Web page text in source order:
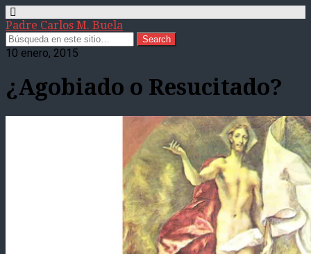
Padre Carlos M. Buela
10 enero, 2015
¿Agobiado o Resucitado?